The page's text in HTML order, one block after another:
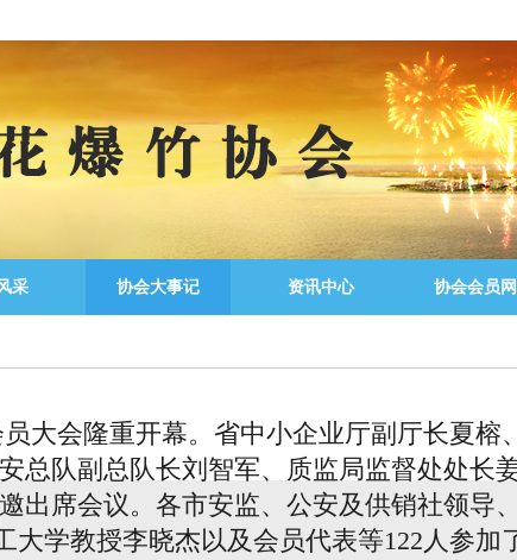
采 协会大事记 资讯中心 协会会员
大会隆重开幕。省中小企业厅副厅长夏榕、
总队副总队长刘智军、质监局监督处处长
出席会议。各市安监、公安及供销社领导、
学教授李晓杰以及会员代表等122人参加